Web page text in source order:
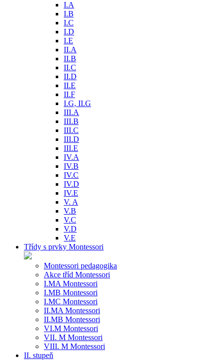
I.A
I.B
I.C
I.D
I.E
II.A
II.B
II.C
II.D
II.E
II.F
I.G, II.G
III.A
III.B
III.C
III.D
III.E
IV.A
IV.B
IV.C
IV.D
IV.E
V. A
V.B
V.C
V.D
V.E
Třídy s prvky Montessori
Montessori pedagogika
Akce tříd Montessori
I.MA Montessori
I.MB Montessori
I.MC Montessori
II.MA Montessori
II.MB Montessori
VI.M Montessori
VII. M Montessori
VIII. M Montessori
II. stupeň